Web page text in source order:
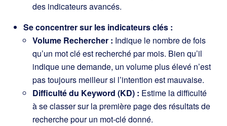
des indicateurs avancés.
Se concentrer sur les indicateurs clés :
Volume Rechercher : Indique le nombre de fois
qu’un mot clé est recherché par mois. Bien qu’il
indique une demande, un volume plus élevé n’est
pas toujours meilleur si l’intention est mauvaise.
Difficulté du Keyword (KD) : Estime la difficulté
à se classer sur la première page des résultats de
recherche pour un mot-clé donné.